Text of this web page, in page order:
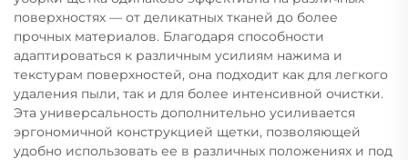
поверхностях — от деликатных тканей до более
прочных материалов. Благодаря способности
адаптироваться к различным усилиям нажима и
текстурам поверхностей, она подходит как для легкого
удаления пыли, так и для более интенсивной очистки.
Эта универсальность дополнительно усиливается
эргономичной конструкцией щетки, позволяющей
удобно использовать ее в различных положениях и под